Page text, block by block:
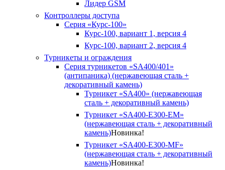
Лидер GSM
Контроллеры доступа
Серия «Курс-100»
Курс-100, вариант 1, версия 4
Курс-100, вариант 2, версия 4
Турникеты и ограждения
Серия турникетов «SA400/401»
(антипаника) (нержавеющая сталь +
декоративный камень)
Турникет «SA400» (нержавеющая
сталь + декоративный камень)
Турникет «SA400-Е300-EM»
(нержавеющая сталь + декоративный
камень)Новинка!
Турникет «SA400-Е300-MF»
(нержавеющая сталь + декоративный
камень)Новинка!